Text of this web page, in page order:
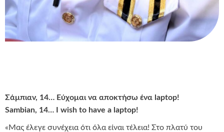
Σάμπιαν, 14… Εύχομαι να αποκτήσω ένα laptop!
Sambian, 14… I wish to have a laptop!
«Μας έλεγε συνέχεια ότι όλα είναι τέλεια! Στο πλατύ του